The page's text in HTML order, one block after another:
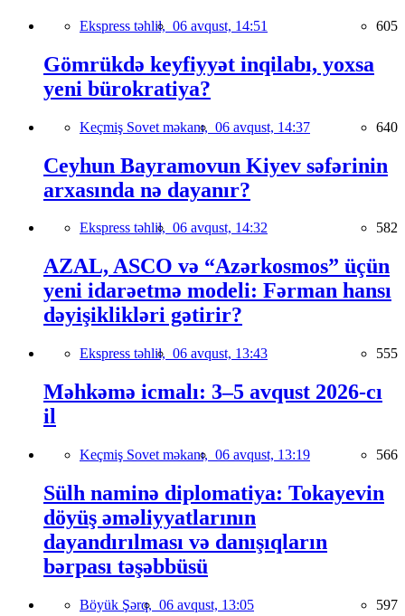
Ekspress təhlil, 06 avqust, 14:51 605
Gömrükdə keyfiyyət inqilabı, yoxsa
yeni bürokratiya?
Keçmiş Sovet məkanı, 06 avqust, 14:37 640
Ceyhun Bayramovun Kiyev səfərinin
arxasında nə dayanır?
Ekspress təhlil, 06 avqust, 14:32 582
AZAL, ASCO və “Azərkosmos” üçün
yeni idarəetmə modeli: Fərman hansı
dəyişiklikləri gətirir?
Ekspress təhlil, 06 avqust, 13:43 555
Məhkəmə icmalı: 3–5 avqust 2026-cı
il
Keçmiş Sovet məkanı, 06 avqust, 13:19 566
Sülh naminə diplomatiya: Tokayevin
döyüş əməliyyatlarının
dayandırılması və danışıqların
bərpası təşəbbüsü
Böyük Şərq, 06 avqust, 13:05 597